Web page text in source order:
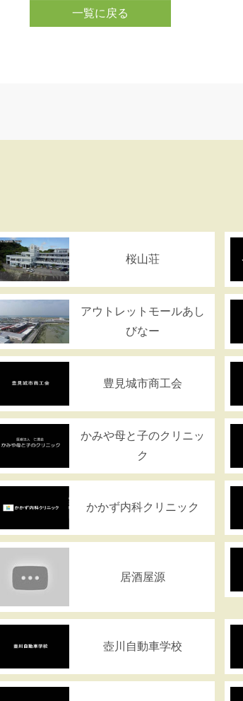
一覧に戻る
桜山荘
アウトレットモールあし
びなー
豊見城市商工会
かみや母と子のクリニッ
ク
かかず内科クリニック
居酒屋源
壺川自動車学校